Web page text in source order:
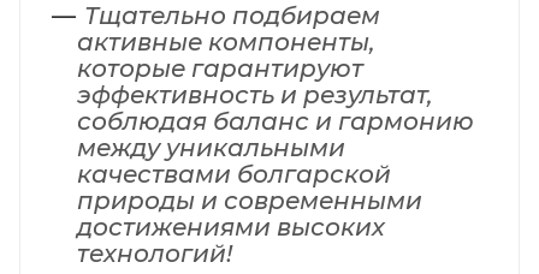
Тщательно подбираем
активные компоненты,
которые гарантируют
эффективность и результат,
соблюдая баланс и гармонию
между уникальными
качествами болгарской
природы и современными
достижениями высоких
технологий!